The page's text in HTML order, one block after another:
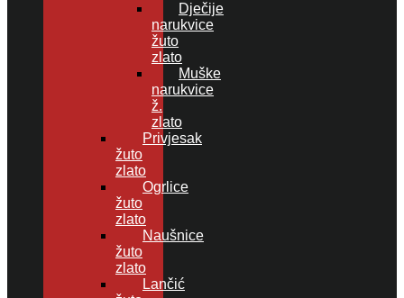
Dječije
narukvice
žuto
zlato
Muške
narukvice
ž.
zlato
Privjesak
žuto
zlato
Ogrlice
žuto
zlato
Naušnice
žuto
zlato
Lančić